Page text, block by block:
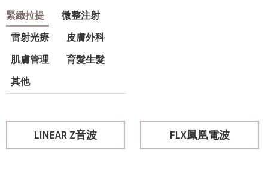
緊緻拉提
微整注射
雷射光療
皮膚外科
肌膚管理
育髮生髮
其他
LINEAR Z音波 FLX鳳凰電波